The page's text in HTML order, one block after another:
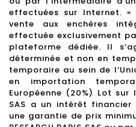
effectuées sur Internet. «
vente aux enchères
effectuée exclusivement
plateforme dédiée. Il
déterminée et non en
temporaire au sein de
en importation
Européenne (20%) Lot sur
SAS a un intérêt
une garantie de prix